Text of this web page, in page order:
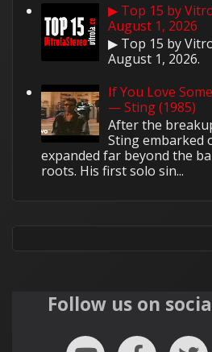
▶ Top 15 by
August 1, 2026
▶ Top 15 by
August 1, 2026.
If You Love
— Sting (1985)
After the
Sting embarked
expanded far beyond the
roots. His first solo sin...
Follow us on